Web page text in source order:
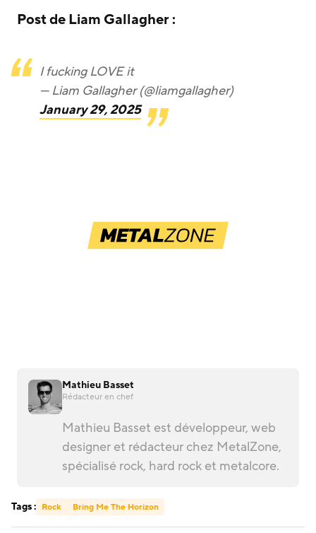
Post de Liam Gallagher :
I fucking LOVE it
— Liam Gallagher (@liamgallagher)
January 29, 2025
Mathieu Basset
Rédacteur en chef
Mathieu Basset est développeur, web
designer et rédacteur chez MetalZone,
spécialisé rock, hard rock et metalcore.
Tags : Rock Bring Me The Horizon